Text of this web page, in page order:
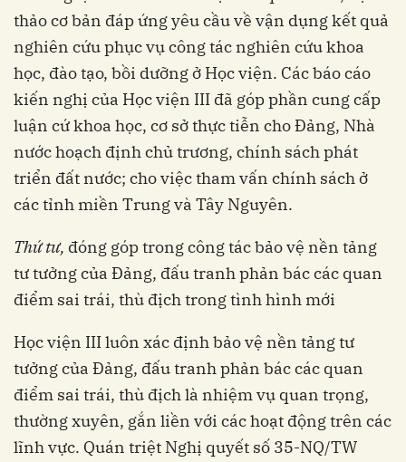
thảo cơ bản đáp ứng yêu cầu về vận dụng kết quả
nghiên cứu phục vụ công tác nghiên cứu khoa
học, đào tạo, bồi dưỡng ở Học viện. Các báo cáo
kiến nghị của Học viện III đã góp phần cung cấp
luận cứ khoa học, cơ sở thực tiễn cho Đảng, Nhà
nước hoạch định chủ trương, chính sách phát
triển đất nước; cho việc tham vấn chính sách ở
các tỉnh miền Trung và Tây Nguyên.
Thứ tư, đóng góp trong công tác bảo vệ nền tảng
tư tưởng của Đảng, đấu tranh phản bác các quan
điểm sai trái, thù địch trong tình hình mới
Học viện III luôn xác định bảo vệ nền tảng tư
tưởng của Đảng, đấu tranh phản bác các quan
điểm sai trái, thù địch là nhiệm vụ quan trọng,
thường xuyên, gắn liền với các hoạt động trên các
lĩnh vực. Quán triệt Nghị quyết số 35-NQ/TW